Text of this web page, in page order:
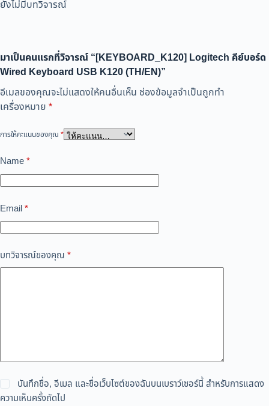
ยังไม่มีบทวิจารณ์
มาเป็นคนแรกที่วิจารณ์ “[KEYBOARD_K120] Logitech คีย์บอร์ด
Wired Keyboard USB K120 (TH/EN)”
อีเมลของคุณจะไม่แสดงให้คนอื่นเห็น ช่องข้อมูลจำเป็นถูกทำ
เครื่องหมาย *
การให้คะแนนของคุณ *
Name*
Email*
บทวิจารณ์ของคุณ *
บันทึกชื่อ, อีเมล และชื่อเว็บไซต์ของฉันบนเบราว์เซอร์นี้ สำหรับการแสดง
ความเห็นครั้งถัดไป